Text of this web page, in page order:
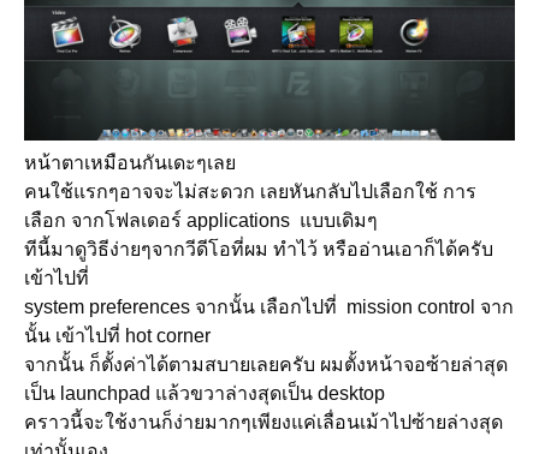
หน้าตาเหมือนกันเดะๆเลย
คนใช้แรกๆอาจจะไม่สะดวก เลยหันกลับไปเลือกใช้ การ
เลือก จากโฟลเดอร์ applications แบบเดิมๆ
ทีนี้มาดูวิธีง่ายๆจากวีดีโอที่ผม ทำไว้ หรืออ่านเอาก็ได้ครับ
เข้าไปที่
system preferences จากนั้น เลือกไปที่ mission control จาก
นั้น เข้าไปที่ hot corner
จากนั้น ก็ตั้งค่าได้ตามสบายเลยครับ ผมตั้งหน้าจอซ้ายล่าสุด
เป็น launchpad แล้วขวาล่างสุดเป็น desktop
คราวนี้จะใช้งานก็ง่ายมากๆเพียงแค่เลื่อนเม้าไปซ้ายล่างสุด